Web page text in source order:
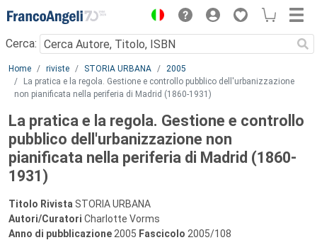
Menu
Cerca:
Main content
Home riviste STORIA URBANA
2005
La pratica e la regola. Gestione e controllo pubblico dell'urbanizzazione
non pianificata nella periferia di Madrid (1860-1931)
La pratica e la regola. Gestione e controllo
pubblico dell'urbanizzazione non
pianificata nella periferia di Madrid (1860-
1931)
Titolo Rivista STORIA URBANA
Autori/Curatori Charlotte Vorms
Anno di pubblicazione 2005 Fascicolo 2005/108